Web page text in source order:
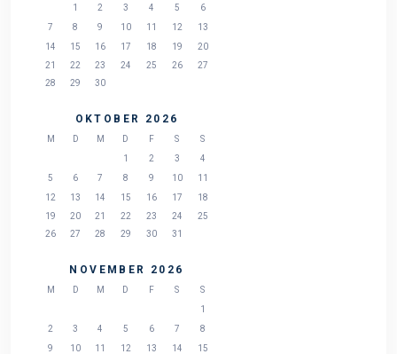
1
2 3 4 5
6
7
8 9 10 11 12
13
14
15 16 17 18 19
20
21
22 23 24 25 26
27
28
29 30
OKTOBER 2026
M D M D F S
S
1
2 3
4
5
6 7 8 9 10
11
12
13 14 15 16 17
18
19
20 21 22 23 24
25
26
27 28 29 30 31
NOVEMBER 2026
M D M D F S
S
1
2
3 4 5 6 7
8
9
10 11 12 13 14
15